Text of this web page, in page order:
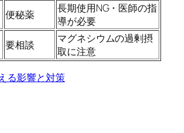
便秘薬
長期使用NG・医師の指
導が必要
要相談
マグネシウムの過剰摂
取に注意
る影響と対策